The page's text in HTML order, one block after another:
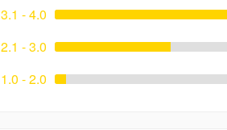
3.1 - 4.0
2.1 - 3.0
1.0 - 2.0